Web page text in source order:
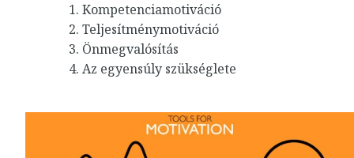
Kompetenciamotiváció
Teljesítménymotiváció
Önmegvalósítás
Az egyensúly szükséglete